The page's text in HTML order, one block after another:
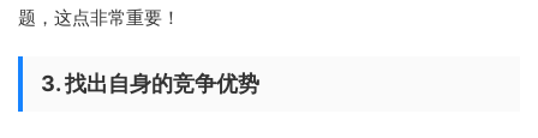
题，这点非常重要！
3. 找出自身的竞争优势